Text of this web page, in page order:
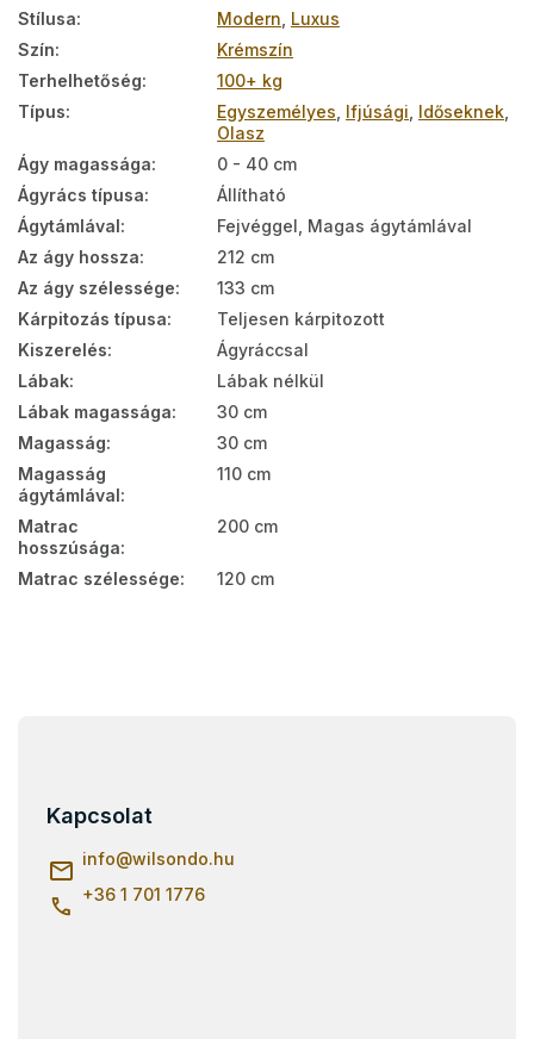
Stílusa: Modern Luxus
Szín:
Krémszín
Terhelhetőség:
100+ kg
Típus: Egyszemélyes Ifjúsági Időseknek
Olasz
Ágy magassága:
0 - 40 cm
Ágyrács típusa:
Állítható
Ágytámlával:
Fejvéggel, Magas ágytámlával
Az ágy hossza:
212 cm
Az ágy szélessége:
133 cm
Kárpitozás típusa:
Teljesen kárpitozott
Kiszerelés:
Ágyráccsal
Lábak:
Lábak nélkül
Lábak magassága:
30 cm
Magasság:
30 cm
Magasság
ágytámlával:
110 cm
Matrac
hosszúsága:
200 cm
Matrac szélessége: 120 cm
Kapcsolat
info@wilsondo.hu
+36 1 701 1776